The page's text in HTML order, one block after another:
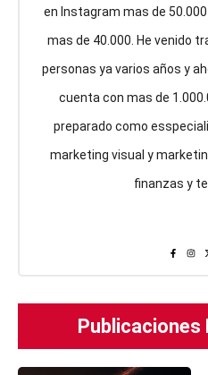
en Instagram mas de
mas de 40.000. He venido
personas ya varios años y
cuenta con mas de
preparado como
marketing visual y
finanzas y
Publicaciones